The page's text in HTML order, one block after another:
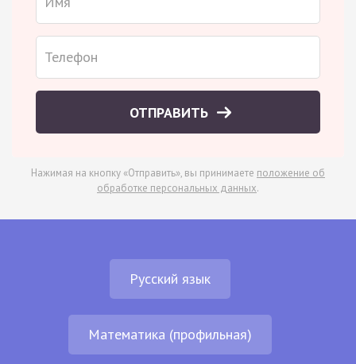
ОТПРАВИТЬ
Нажимая на кнопку «Отправить», вы принимаете положение об
обработке персональных данных.
Русский язык
Математика (профильная)